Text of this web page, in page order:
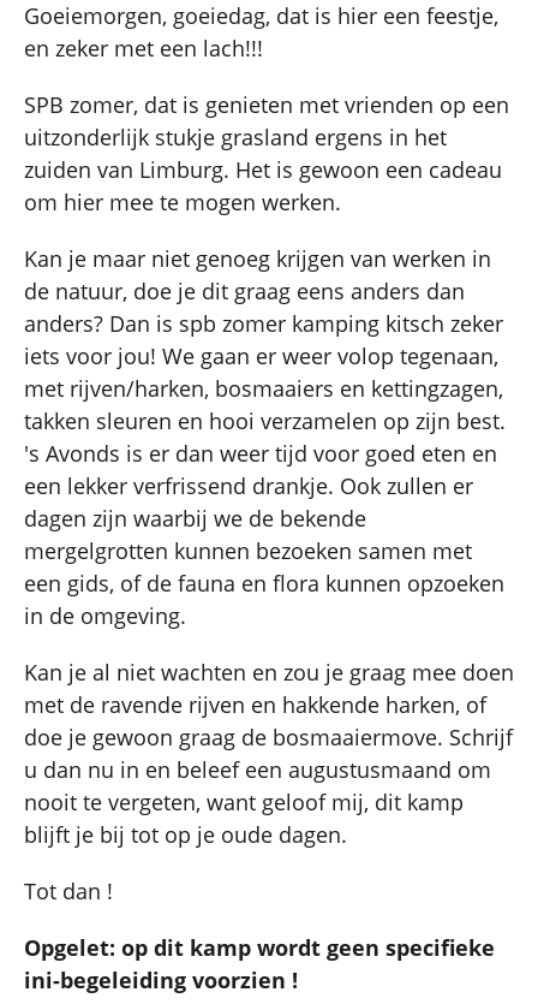
Goeiemorgen, goeiedag, dat is hier een feestje,
en zeker met een lach!!!
SPB zomer, dat is genieten met vrienden op een
uitzonderlijk stukje grasland ergens in het
zuiden van Limburg. Het is gewoon een cadeau
om hier mee te mogen werken.
Kan je maar niet genoeg krijgen van werken in
de natuur, doe je dit graag eens anders dan
anders? Dan is spb zomer kamping kitsch zeker
iets voor jou! We gaan er weer volop tegenaan,
met rijven/harken, bosmaaiers en kettingzagen,
takken sleuren en hooi verzamelen op zijn best.
's Avonds is er dan weer tijd voor goed eten en
een lekker verfrissend drankje. Ook zullen er
dagen zijn waarbij we de bekende
mergelgrotten kunnen bezoeken samen met
een gids, of de fauna en flora kunnen opzoeken
in de omgeving.
Kan je al niet wachten en zou je graag mee doen
met de ravende rijven en hakkende harken, of
doe je gewoon graag de bosmaaiermove. Schrijf
u dan nu in en beleef een augustusmaand om
nooit te vergeten, want geloof mij, dit kamp
blijft je bij tot op je oude dagen.
Tot dan !
Opgelet: op dit kamp wordt geen specifieke
ini-begeleiding voorzien !